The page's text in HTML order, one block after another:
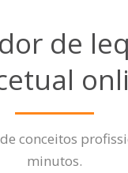
de
conceitos
minutos.